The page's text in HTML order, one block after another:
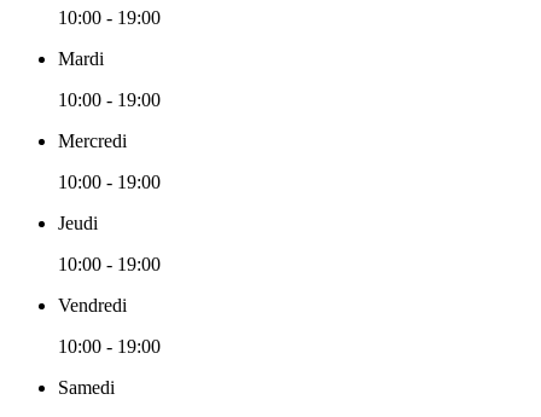
10:00 - 19:00
Mardi
10:00 - 19:00
Mercredi
10:00 - 19:00
Jeudi
10:00 - 19:00
Vendredi
10:00 - 19:00
Samedi